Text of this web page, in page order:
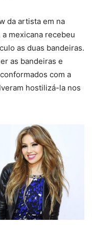
da artista em na
mexicana recebeu
as duas bandeiras.
as bandeiras e
com a
hostilizá-la nos